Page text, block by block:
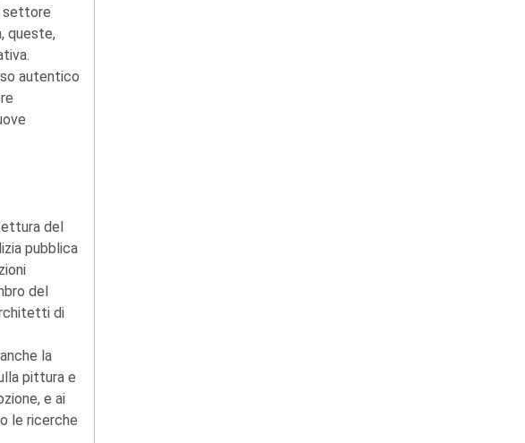
settore
queste,
autentico
del
pubblica
del
di
la
pittura e
e ai
le ricerche